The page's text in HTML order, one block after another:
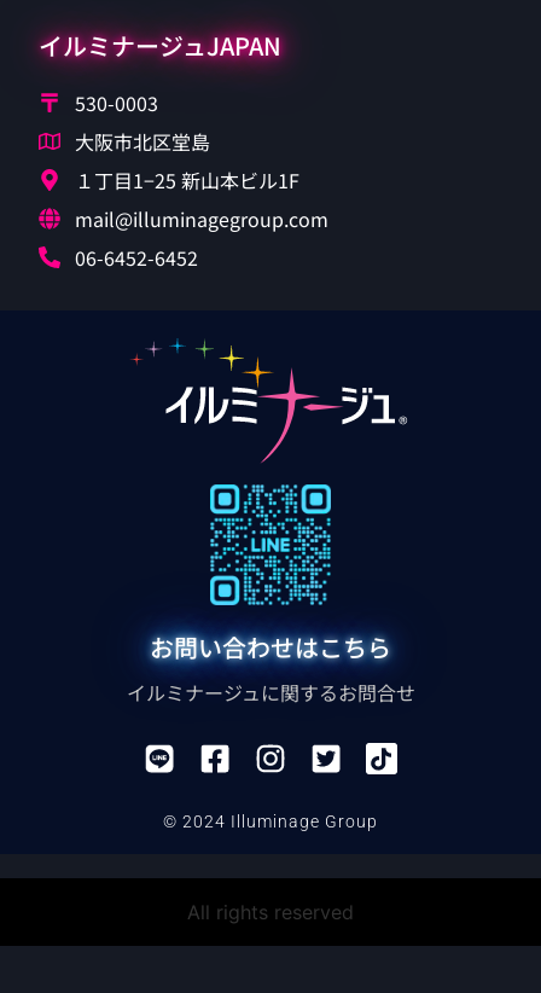
お問い合わせはこちら
イルミナージュに関するお問合せ
© 2024 Illuminage Group
イルミナージュJAPAN
530-0003
大阪市北区堂島
１丁目1−25 新山本ビル1F
mail@illuminagegroup.com
06-6452-6452
All rights reserved